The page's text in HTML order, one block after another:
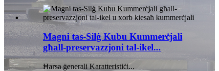
Magni tas-Silġ Kubu Kummerċjali
għall-preservazzjoni tal-ikel...
Ħarsa ġenerali Karatteristiċi...